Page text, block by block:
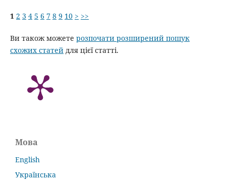
1 2 3 4 5 6 7 8 9 10 > >>
Ви також можете розпочати розширений пошук
схожих статейдля цієї статті.
Мова
English
Українська